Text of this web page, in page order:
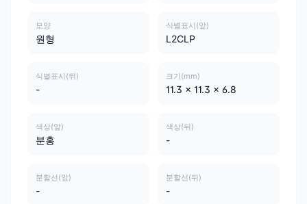
모양
원형
식별표시(앞)
L2CLP
식별표시(뒤)
-
크기(mm)
11.3 x 11.3 x 6.8
색상(앞)
분홍
색상(뒤)
-
분할선(앞)
-
분할선(뒤)
-